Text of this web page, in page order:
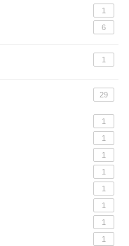
1
6
1
29
1
1
1
1
1
1
1
1